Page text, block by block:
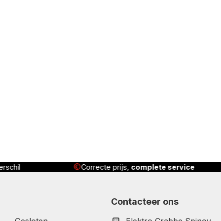
Correcte prijs, complete service
Contacteer ons